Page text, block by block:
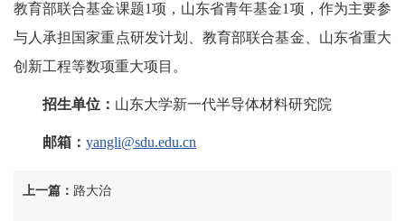
教育部联合基金课题1项，山东省青年基金1项，作为主要参
与人承担国家重点研发计划、教育部联合基金、山东省重大
创新工程等数项重大项目。
招生单位： 山东大学新一代半导体材料研究院
邮箱： yangli@sdu.edu.cn
上一篇： 路大治